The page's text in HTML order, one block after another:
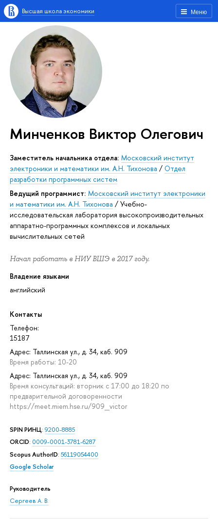
Меню
Высшая школа экономики
Минченков Виктор Олегович
Заместитель начальника отдела: Московский институт
электроники и математики им. А.Н. Тихонова / Отдел
разработки программных систем
Ведущий программист: Московский институт электроники
и математики им. А.Н. Тихонова / Учебно-
исследовательская лаборатория высокопроизводительных
аппаратно-программных комплексов и локальных
вычислительных сетей
Начал работать в НИУ ВШЭ в 2017 году.
Владение языками
английский
Контакты
Телефон:
15187
Адрес: Таллинская ул., д. 34, каб. 909
Время работы: 10-20
Адрес: Таллинская ул., д. 34, каб. 909
Время консультаций: вторник с 17:00 до 18:20 по
предварительной договоренности
https://meet.miem.hse.ru/909_victor
SPIN РИНЦ: 9200-8885
ORCID: 0009-0001-3781-6287
Scopus AuthorID: 56119054400
Google Scholar
Руководитель
Сергеев А. В.